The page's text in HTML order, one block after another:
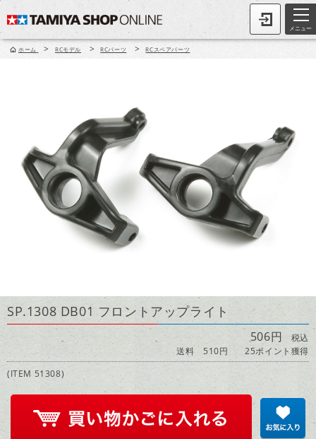
メニュー
ホーム > RCモデル > RCパーツ > RCスペアパーツ
SP.1308 DB01 フロントアップライト
506円 税込
送料 510円
25ポイント獲得
(ITEM 51308)